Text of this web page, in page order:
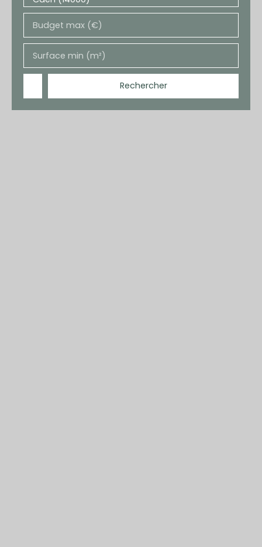
Budget max (€)
Surface min (m²)
Rechercher